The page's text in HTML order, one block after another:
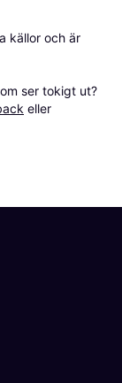
källor och är
ser tokigt ut?
eller